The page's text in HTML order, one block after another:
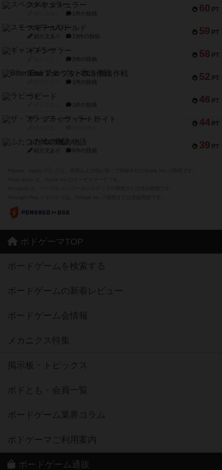
60 PT
スペクタキュラー
1件の投稿
59 PT
スモールワールド
紹介文あり 13件の投稿
58 PT
ギャンブラー
2件の投稿
52 PT
Bitter End ブタペスト救出作戦
1件の投稿
46 PT
ラピード
1件の投稿
44 PT
ザ・フラッフィー・ライト
39 PT
ふたつの城の物語
紹介文あり 6件の投稿
ボドゲーマTOP
ボードゲームを検索する
ボードゲームの新着レビュー
ボードゲーム会情報
メカニクス特集
掲示板・トピックス
ボドとも・会員一覧
ボードゲーム業界コラム
ボドゲーマご利用案内
ボードゲーム通販